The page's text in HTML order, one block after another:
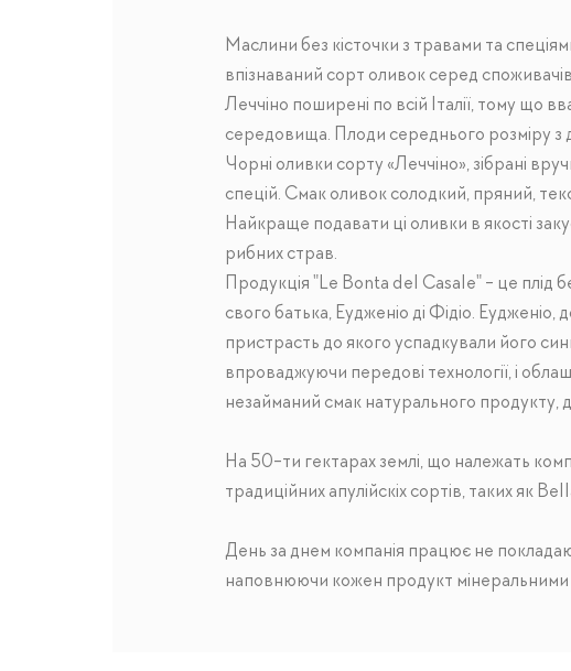
Маслини без кісточки з травами та
впізнаваний сорт оливок серед
Леччіно поширені по всій Італії, тому що
середовища. Плоди середнього розміру з
Чорні оливки сорту «Леччіно», зібрані
спецій. Смак оливок солодкий, пряний,
Найкраще подавати ці оливки в якості
рибних страв.
Продукція "Le Bontа del Casale" - це плід
свого батька, Еудженіо ді Фідіо.
пристрасть до якого успадкували його
впроваджуючи передові технології, і
незайманий смак натурального продукту,
На 50-ти гектарах землі, що належать
традиційних апулійскіх сортів, таких як
День за днем ​​компанія працює не
наповнюючи кожен продукт